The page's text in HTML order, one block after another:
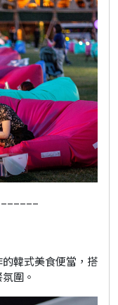
韓式美食便當，搭
圍。